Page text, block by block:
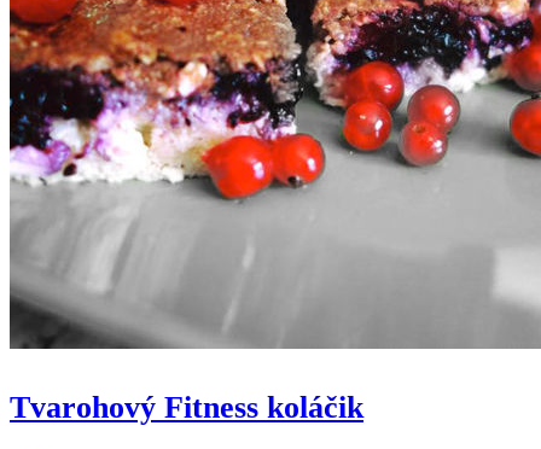
Tvarohový Fitness koláčik